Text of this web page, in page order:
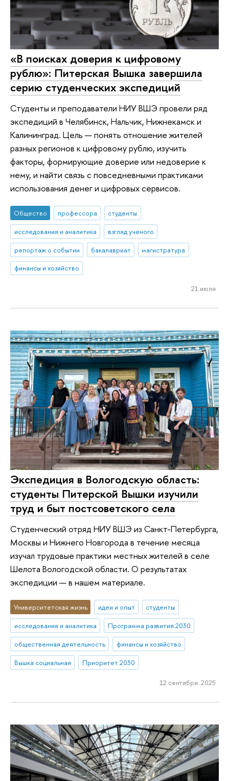
«В поисках доверия к цифровому
рублю»: Питерская Вышка завершила
серию студенческих экспедиций
Студенты и преподаватели НИУ ВШЭ провели ряд
экспедиций в Челябинск, Нальчик, Нижнекамск и
Калининград. Цель — понять отношение жителей
разных регионов к цифровому рублю, изучить
факторы, формирующие доверие или недоверие к
нему, и найти связь с повседневными практиками
использования денег и цифровых сервисов.
Общество профессора
студенты
исследования и аналитика
взгляд ученого
репортаж о событии
бакалавриат
магистратура
финансы и хозяйство
21 июля
Экспедиция в Вологодскую область:
студенты Питерской Вышки изучили
труд и быт постсоветского села
Студенческий отряд НИУ ВШЭ из Санкт-Петербурга,
Москвы и Нижнего Новгорода в течение месяца
изучал трудовые практики местных жителей в селе
Шелота Вологодской области. О результатах
экспедиции — в нашем материале.
Университетская жизнь идеи и опыт
студенты
исследования и аналитика
Программа развития 2030
общественная деятельность
финансы и хозяйство
Вышка социальная
Приоритет 2030
12 сентября 2025